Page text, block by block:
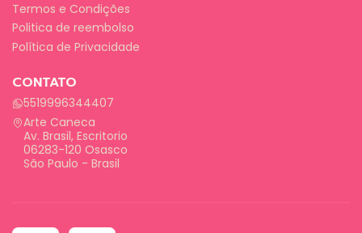
Termos e Condições
Politica de reembolso
Política de Privacidade
CONTATO
5519996344407
Arte Caneca
Av. Brasil, Escritorio
06283-120 Osasco
São Paulo - Brasil